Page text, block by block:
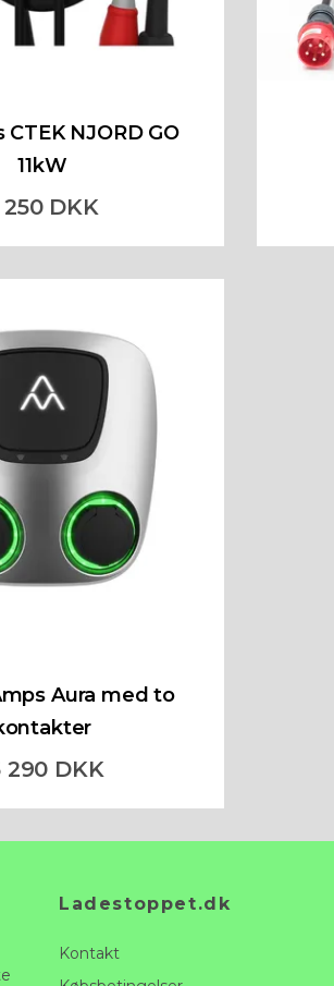
NJORD GO
11kW
250 DKK
Aura med to
290 DKK
Ladestoppet.dk
Kontakt